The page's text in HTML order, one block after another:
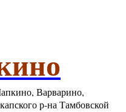
Варварино,
р-на Тамбовской